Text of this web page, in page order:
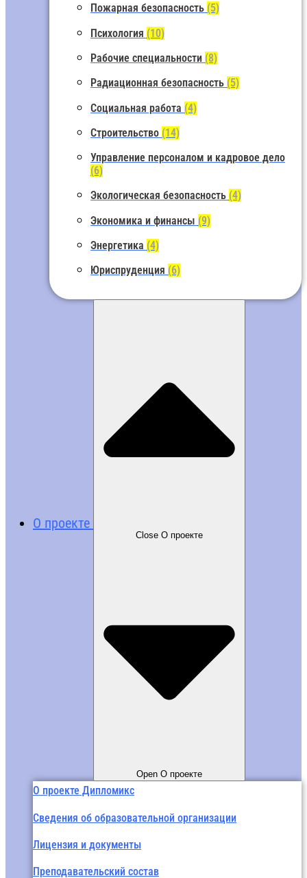
Пожарная безопасность (5)
Психология (10)
Рабочие специальности (8)
Радиационная безопасность (5)
Социальная работа (4)
Строительство (14)
Управление персоналом и кадровое дело
(6)
Экологическая безопасность (4)
Экономика и финансы (9)
Энергетика (4)
Юриспруденция (6)
О проекте
Close О проекте
Open О проекте
О проекте Дипломикс
Сведения об образовательной организации
Лицензия и документы
Преподавательский состав